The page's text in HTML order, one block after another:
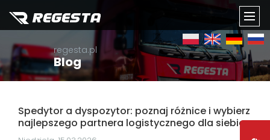
regesta.pl
Blog
Spedytor a dyspozytor: poznaj różnice i wybierz
najlepszego partnera logistycznego dla siebie